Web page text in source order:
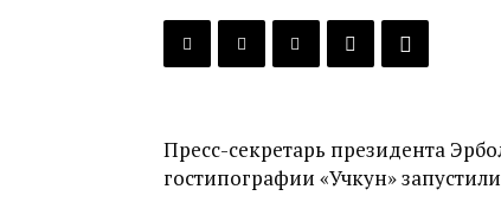
Кыргызстана
Пресс-секретарь президента
гостипографии «Учкун»